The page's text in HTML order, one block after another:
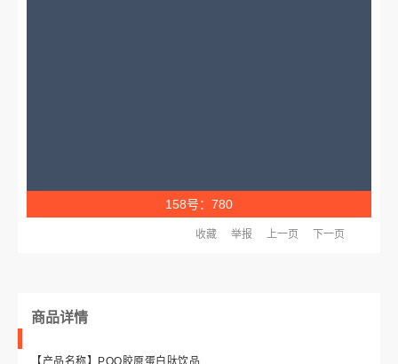
158号：780
收藏 举报 上一页 下一页
商品详情
【产品名称】PQQ胶原蛋白肽饮品